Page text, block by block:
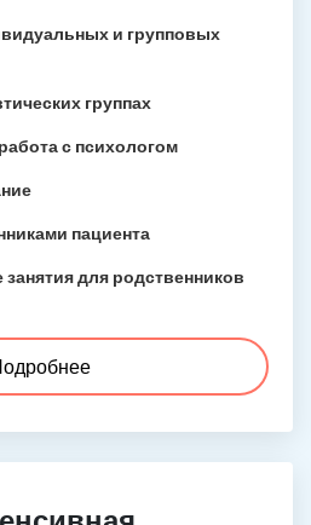
и групповых
группах
с психологом
пациента
для родственников